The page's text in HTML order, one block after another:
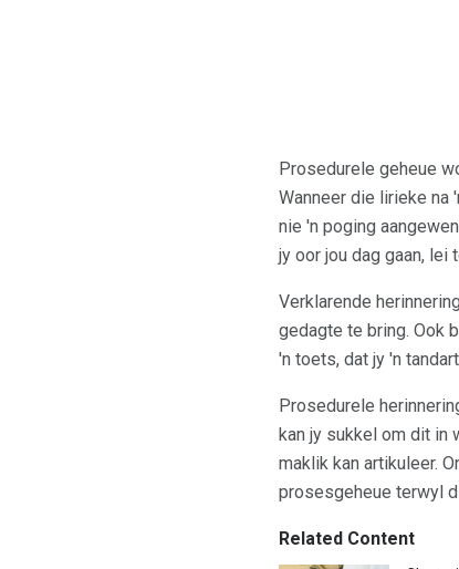
Prosedurele geheue
Wanneer die lirieke
nie 'n poging
jy oor jou dag gaan, lei
Verklarende
gedagte te bring. Ook
'n toets, dat jy 'n
Prosedurele
kan jy sukkel om dit in
maklik kan artikuleer.
prosesgeheue terwyl
Related Content